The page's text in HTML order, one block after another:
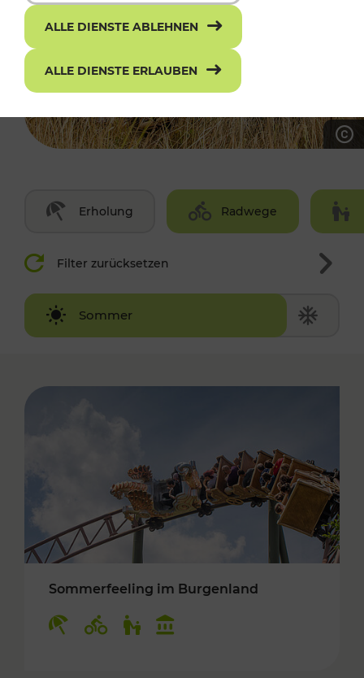
Erholung Radwege
Filter zurücksetzen
Sommer
Winter
Sommerfeeling im Burgenland
ALLE DIENSTE ABLEHNEN
ALLE DIENSTE ERLAUBEN